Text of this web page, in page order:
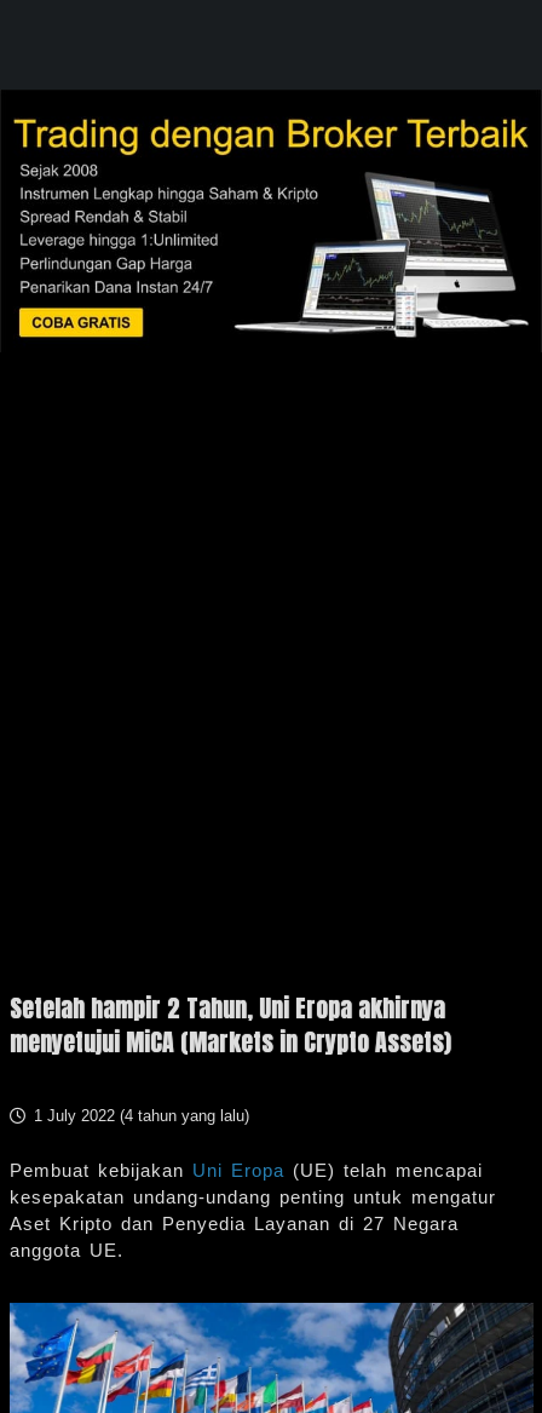
Setelah hampir 2 Tahun, Uni Eropa akhirnya
menyetujui MiCA (Markets in Crypto Assets)
1 July 2022 (4 tahun yang lalu)
Pembuat kebijakan Uni Eropa (UE) telah mencapai
kesepakatan undang-undang penting untuk mengatur
Aset Kripto dan Penyedia Layanan di 27 Negara
anggota UE.